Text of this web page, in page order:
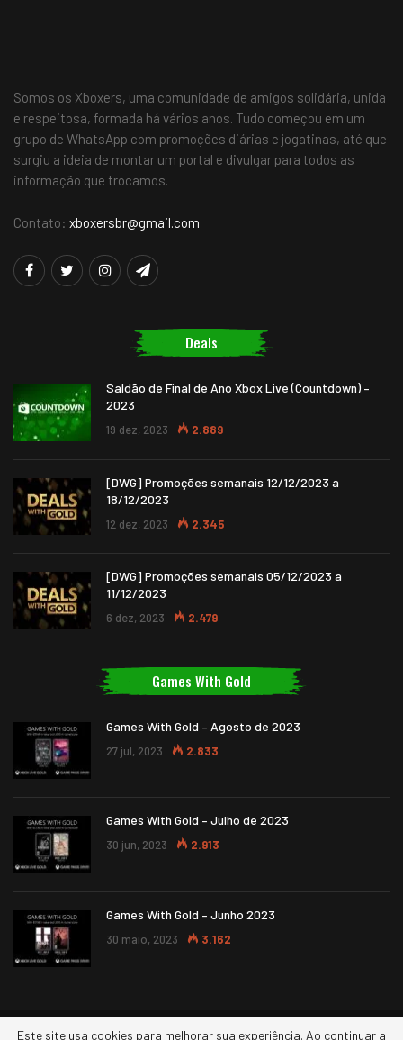
Somos os Xboxers, uma comunidade de amigos solidária, unida
e respeitosa, formada há vários anos. Tudo começou em um
grupo de WhatsApp com promoções diárias e jogatinas, até que
surgiu a ideia de montar um portal e divulgar para todos as
informação que trocamos.
Contato: xboxersbr@gmail.com
Deals
Saldão de Final de Ano Xbox Live (Countdown) –
2023
19 dez, 2023 2.889
[DWG] Promoções semanais 12/12/2023 a
18/12/2023
12 dez, 2023 2.345
[DWG] Promoções semanais 05/12/2023 a
11/12/2023
6 dez, 2023 2.479
Games With Gold
Games With Gold – Agosto de 2023
27 jul, 2023 2.833
Games With Gold – Julho de 2023
30 jun, 2023 2.913
Games With Gold – Junho 2023
30 maio, 2023 3.162
Este site usa cookies para melhorar sua experiência. Ao continuar a